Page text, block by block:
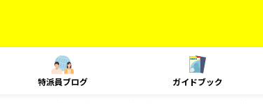
特派員ブログ ガイドブック